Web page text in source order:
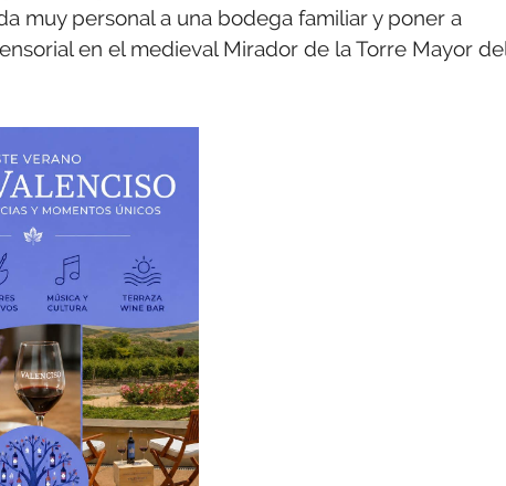
muy personal a una bodega familiar y poner a
en el medieval Mirador de la Torre Mayor